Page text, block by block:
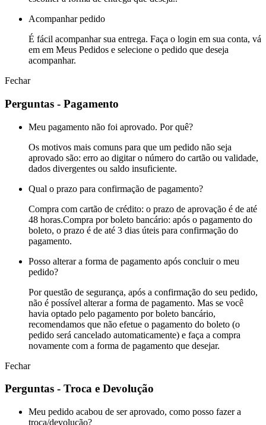
Acompanhar pedido
É fácil acompanhar sua entrega. Faça o login em sua conta, vá
em em Meus Pedidos e selecione o pedido que deseja
acompanhar.
Fechar
Perguntas - Pagamento
Meu pagamento não foi aprovado. Por quê?
Os motivos mais comuns para que um pedido não seja
aprovado são: erro ao digitar o número do cartão ou validade,
dados divergentes ou saldo insuficiente.
Qual o prazo para confirmação de pagamento?
Compra com cartão de crédito: o prazo de aprovação é de até
48 horas.Compra por boleto bancário: após o pagamento do
boleto, o prazo é de até 3 dias úteis para confirmação do
pagamento.
Posso alterar a forma de pagamento após concluir o meu
pedido?
Por questão de segurança, após a confirmação do seu pedido,
não é possível alterar a forma de pagamento. Mas se você
havia optado pelo pagamento por boleto bancário,
recomendamos que não efetue o pagamento do boleto (o
pedido será cancelado automaticamente) e faça a compra
novamente com a forma de pagamento que desejar.
Fechar
Perguntas - Troca e Devolução
Meu pedido acabou de ser aprovado, como posso fazer a
troca/devolução?